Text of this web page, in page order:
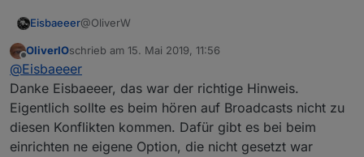
Eisbaeeer@OliverW
@OliverW sagte inNeuer Adapter SqueezeboxRPC
hast du nur eine squeezebox oder auch einen
LMS-Server?
Jep, der läuft auf der gleichen Maschine. Und das
bringt mich gleich zu dem Problem, dass dein
Offline
OliverIOschrieb am 15. Mai 2019, 11:56
zuletzt editiert von
@Eisbaeeer
Danke Eisbaeeer, das war der richtige Hinweis.
Eigentlich sollte es beim hören auf Broadcasts nicht zu
diesen Konflikten kommen. Dafür gibt es bei beim
einrichten ne eigene Option, die nicht gesetzt war